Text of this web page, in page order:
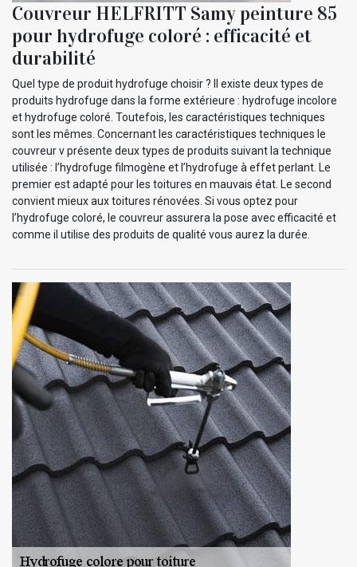
Couvreur HELFRITT Samy peinture 85
pour hydrofuge coloré : efficacité et
durabilité
Quel type de produit hydrofuge choisir ? Il existe deux types de
produits hydrofuge dans la forme extérieure : hydrofuge incolore
et hydrofuge coloré. Toutefois, les caractéristiques techniques
sont les mêmes. Concernant les caractéristiques techniques le
couvreur v présente deux types de produits suivant la technique
utilisée : l’hydrofuge filmogène et l’hydrofuge à effet perlant. Le
premier est adapté pour les toitures en mauvais état. Le second
convient mieux aux toitures rénovées. Si vous optez pour
l’hydrofuge coloré, le couvreur assurera la pose avec efficacité et
comme il utilise des produits de qualité vous aurez la durée.